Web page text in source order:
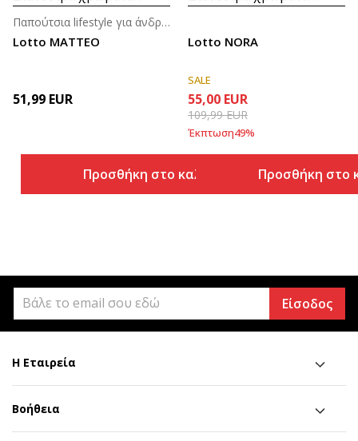
Lotto MATTEO
Παπούτσια lifestyle για άνδρες
51,99 EUR
Προσθήκη στο καλάθι
Lotto NORA
SALE
55,00 EUR
109,99EUR
Έκπτωση49%
Προσθήκη στο
Είσοδος
Η Εταιρεία
Βοήθεια